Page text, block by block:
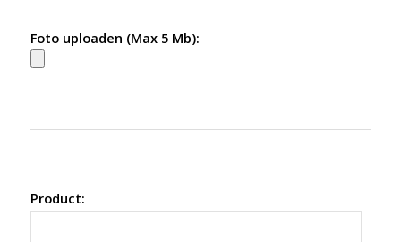
Foto uploaden (Max 5 Mb):
Product: